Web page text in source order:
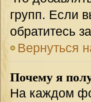
групп. Если
обратитесь
Вернуться
Почему я
На каждом